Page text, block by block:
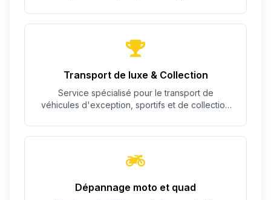
Transport de luxe & Collection
Service spécialisé pour le transport de
véhicules d'exception, sportifs et de collection
Dépannage moto et quad